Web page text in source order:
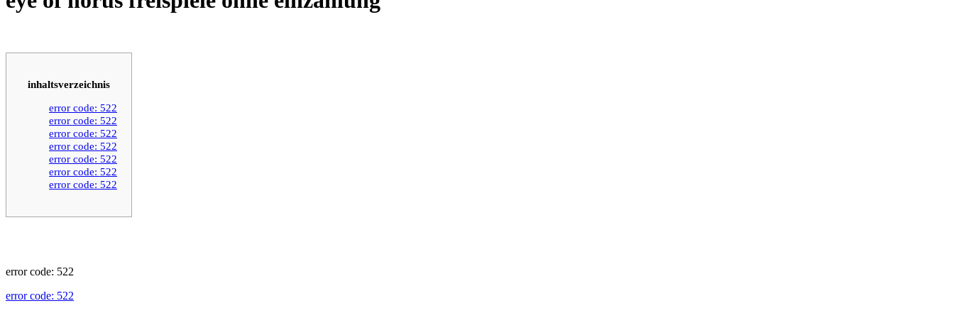
inhaltsverzeichnis
error code: 522
error code: 522
error code: 522
error code: 522
error code: 522
error code: 522
error code: 522
error code: 522
error code: 522